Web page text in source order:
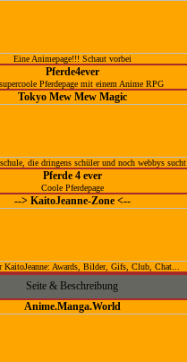
Eine Animepage!!! Schaut vorbei
Pferde4ever
Pferdepage mit einem Anime RPG
Tokyo Mew Mew Magic
die dringens schüler und noch webbys sucht
Pferde 4 ever
Coole Pferdepage
--> KaitoJeanne-Zone <--
KaitoJeanne: Awards, Bilder, Gifs, Club, Chat...
Seite & Beschreibung
Anime.Manga.World